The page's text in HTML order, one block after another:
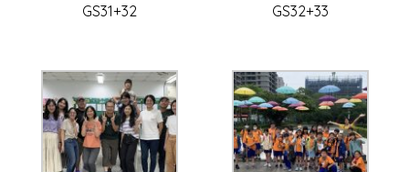
GS31+32 GS32+33